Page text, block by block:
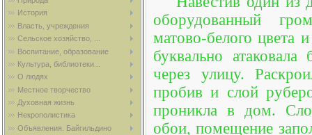
История
Власть, учреждения
Сельское хозяйство, ...
Воспитание, образование
Культура, библиотеки...
О людях
Местное творчество
Духовная жизнь
Некрополистика
Объявления. Байгильдино
оборудованный
матово-белого цвета
буквально
через улицу.
пробив и слой
проникла в дом.
обои, помещение